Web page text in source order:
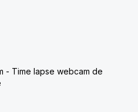
- Time lapse webcam de